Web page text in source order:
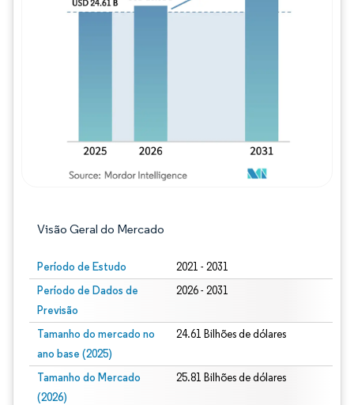
Visão Geral do Mercado
Período de Estudo 2021 - 2031
Período de Dados de
Previsão
2026 - 2031
Tamanho do mercado no
ano base (2025)
24.61 Bilhões de dólares
Tamanho do Mercado
(2026)
25.81 Bilhões de dólares